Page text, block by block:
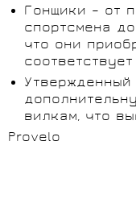
Гонщики – от
спортсмена
что они
Утвержденный
вилкам, что
Provelo